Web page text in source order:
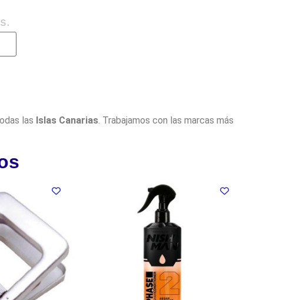
las Islas Canarias. Trabajamos con las marcas más